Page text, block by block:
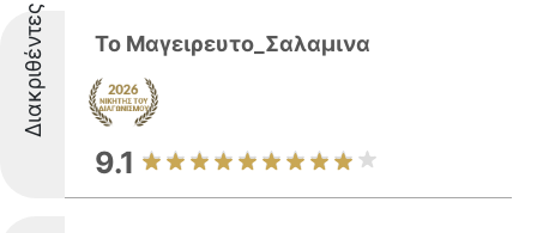
Διακριθέντες Το Μαγειρευτο_Σαλαμινα
9.1